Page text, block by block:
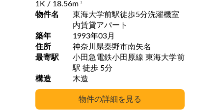
1K / 18.56m 2
物件名
東海大学前駅徒歩5分洗濯機室
内賃貸アパート
築年
1993年03月
住所
神奈川県秦野市南矢名
最寄駅
小田急電鉄小田原線 東海大学前
駅 徒歩 5分
構造
木造